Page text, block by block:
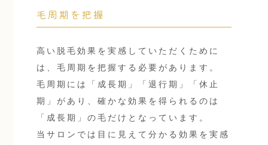
毛周期を把握
高い脱毛効果を実感していただくために
は、毛周期を把握する必要があります。
毛周期には「成長期」「退行期」「休止
期」があり、確かな効果を得られるのは
「成長期」の毛だけとなっています。
当サロンでは目に見えて分かる効果を実感